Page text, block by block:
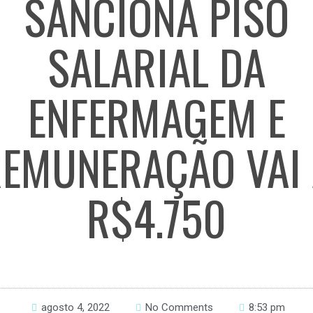
SANCIONA PISO
SALARIAL DA
ENFERMAGEM E
R$4.750
agosto 4, 2022 No Comments 8:53 pm